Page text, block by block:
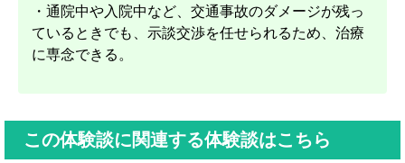
・通院中や入院中など、交通事故のダメージが残っ
ているときでも、示談交渉を任せられるため、治療
に専念できる。
この体験談に関連する体験談はこちら